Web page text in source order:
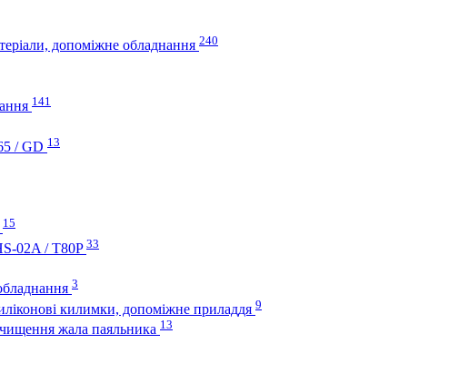
допоміжне обладнання 240
141
/ GD 13
15
02A / T80P 33
3
килимки, допоміжне приладдя 9
жала паяльника 13